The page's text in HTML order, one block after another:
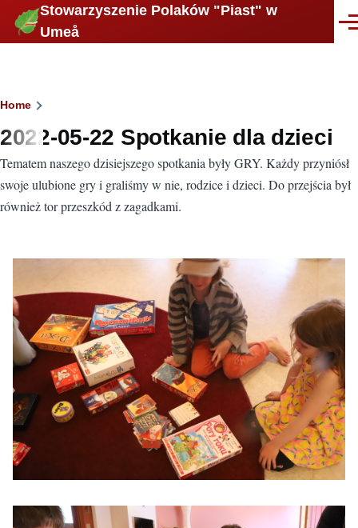
Skip to main content
Stowarzyszenie Polaków "Piast" w
Umeå
Breadcrumb
Home
2022-05-22 Spotkanie dla dzieci
Tematem naszego dzisiejszego spotkania były GRY. Każdy przyniósł
swoje ulubione gry i graliśmy w nie, rodzice i dzieci. Do przejścia był
również tor przeszkód z zagadkami.